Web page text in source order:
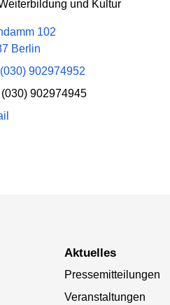
und Kultur
102
Berlin
(030) 902974952
(030) 902974945
Aktuelles
Pressemitteilungen
Veranstaltungen